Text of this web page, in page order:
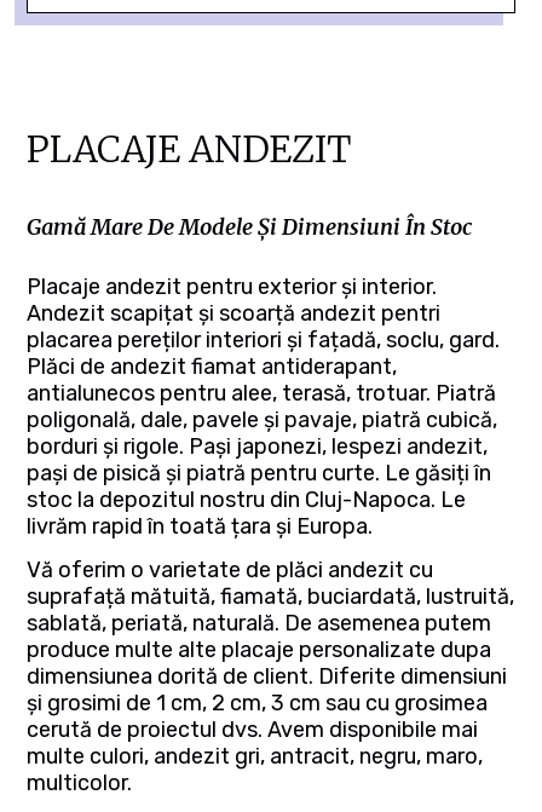
PLACAJE ANDEZIT
Gamă Mare De Modele Și Dimensiuni În Stoc
Placaje andezit pentru exterior și interior.
Andezit scapițat și scoarță andezit pentri
placarea pereților interiori și fațadă, soclu, gard.
Plăci de andezit fiamat antiderapant,
antialunecos pentru alee, terasă, trotuar. Piatră
poligonală, dale, pavele și pavaje, piatră cubică,
borduri și rigole. Pași japonezi, lespezi andezit,
pași de pisică și piatră pentru curte. Le găsiți în
stoc la depozitul nostru din Cluj-Napoca. Le
livrăm rapid în toată țara și Europa.
Vă oferim o varietate de plăci andezit cu
suprafață mătuită, fiamată, buciardată, lustruită,
sablată, periată, naturală. De asemenea putem
produce multe alte placaje personalizate dupa
dimensiunea dorită de client. Diferite dimensiuni
și grosimi de 1 cm, 2 cm, 3 cm sau cu grosimea
cerută de proiectul dvs. Avem disponibile mai
multe culori, andezit gri, antracit, negru, maro,
multicolor.